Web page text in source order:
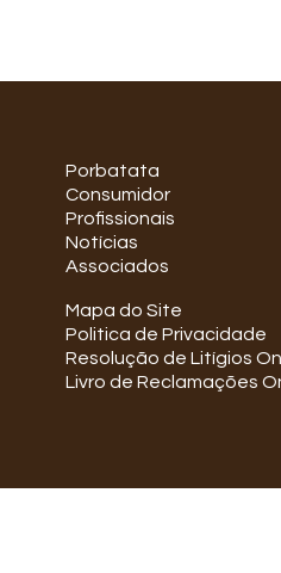
Porbatata
Consumidor
Profissionais
Notícias
Associados
Mapa do Site
Politica de Privacidade
Resolução de Litígios
Livro de Reclamações